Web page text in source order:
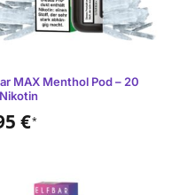
MAX Menthol Pod – 20
€*